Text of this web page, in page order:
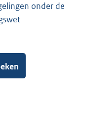
onder de